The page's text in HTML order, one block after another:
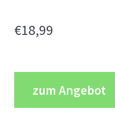
€18,99
zum Angebot